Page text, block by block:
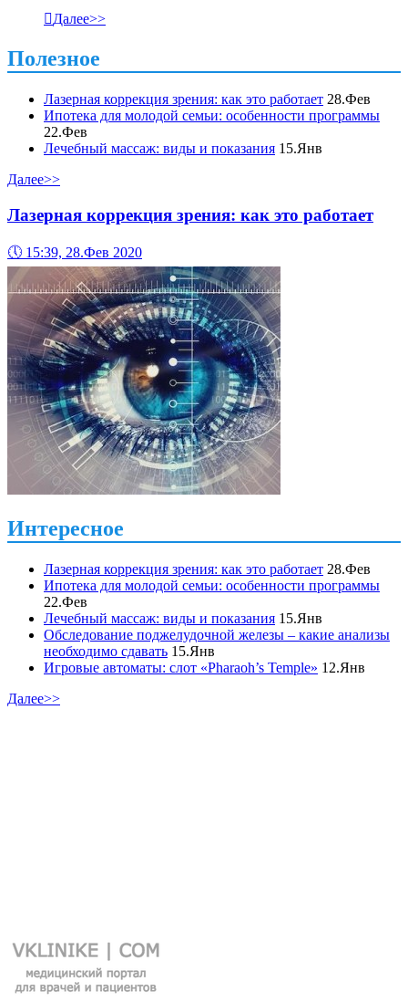
Далее>>
Полезное
Лазерная коррекция зрения: как это работает 28.Фев
Ипотека для молодой семьи: особенности программы
22.Фев
Лечебный массаж: виды и показания 15.Янв
Далее>>
Лазерная коррекция зрения: как это работает
🕔 15:39, 28.Фев 2020
Интересное
Лазерная коррекция зрения: как это работает 28.Фев
Ипотека для молодой семьи: особенности программы
22.Фев
Лечебный массаж: виды и показания 15.Янв
Обследование поджелудочной железы – какие анализы
необходимо сдавать 15.Янв
Игровые автоматы: слот «Pharaoh’s Temple» 12.Янв
Далее>>